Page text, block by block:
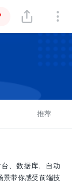
推荐
、数据库、自动
景带你感受前端技